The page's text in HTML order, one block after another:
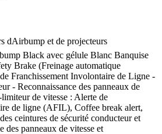
et de projecteurs
Black avec gélule Blanc Banquise
Brake (Freinage automatique
Franchissement Involontaire de Ligne -
- Reconnaissance des panneaux de
de vitesse : Alerte de
de ligne (AFIL), Coffee break alert,
ceintures de sécurité conducteur et
des panneaux de vitesse et